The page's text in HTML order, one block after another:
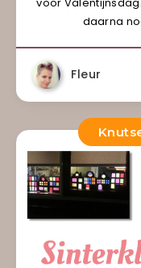
voor
daarna
Fleur